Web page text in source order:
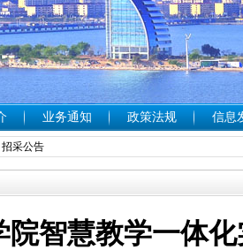
业务通知 政策法规 信息
招采公告
院智慧教学一体